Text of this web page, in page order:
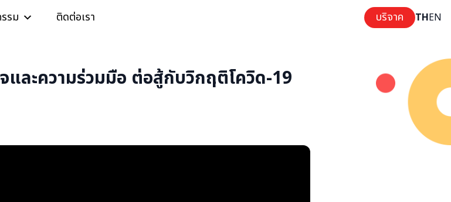
รม ติดต่อเรา บริจาค THEN
และความร่วมมือ ต่อสู้กับวิกฤติโควิด-19